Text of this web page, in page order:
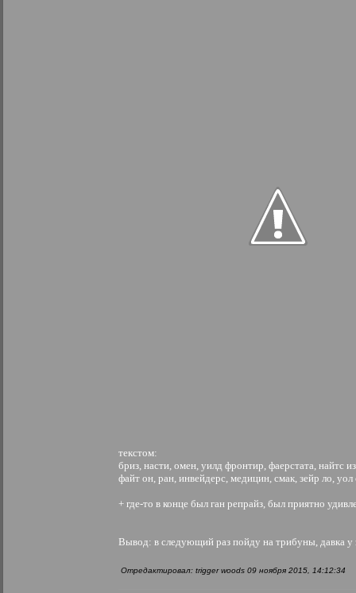
текстом:
бриз, насти, омен, уилд фронтир, фаерстата, найтс
файт он, ран, инвейдерс, медицин, смак, зейр ло, уол
+ где-то в конце был ган репрайз, был приятно
Вывод: в следующий раз пойду на трибуны, давка у
Отредактировал: trigger woods 09 ноября 2015, 14:12:34